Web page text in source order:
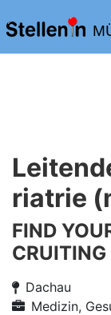
riatrie
FIND
CRUITING
Dachau
Medizin,